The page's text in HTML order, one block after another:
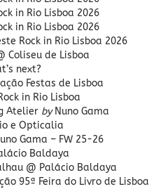
in Rio Lisboa 2026
in Rio Lisboa 2026
Rock in Rio Lisboa 2026
Coliseu de Lisboa
next?
Festas de Lisboa
in Rio Lisboa
Atelier byNuno Gama
e Opticalia
Gama – FW 25-26
Baldaya
@ Palácio Baldaya
95ª Feira do Livro de Lisboa